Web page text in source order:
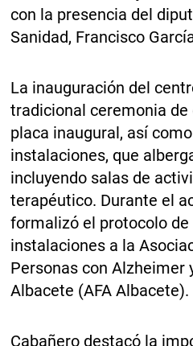
con la presencia del
Sanidad, Francisco
La inauguración del
tradicional ceremonia
placa inaugural, así
instalaciones, que
incluyendo salas de
terapéutico. Durante el
formalizó el protocolo
instalaciones a la
Personas con Alzheimer
Albacete (AFA Albacete).
Cabañero destacó la